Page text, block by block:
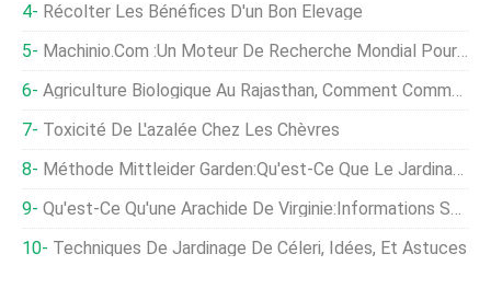
Récolter Les Bénéfices D'un Bon Élevage
Machinio.com :un Moteur De Recherche Mondial Pour Les Machines D'occasion
Agriculture Biologique Au Rajasthan, Comment Commencer
Toxicité De L'azalée Chez Les Chèvres
Méthode Mittleider Garden:Qu'est-Ce Que Le Jardinage Mittleider
Qu'est-Ce Qu'une Arachide De Virginie:Informations Sur La Plantation D'arachides De Virginie
Techniques De Jardinage De Céleri, Idées, Et Astuces